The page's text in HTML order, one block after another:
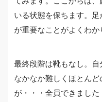
いる状態を保ちます。
が重要なことがよくわか
最終段階は靴もなし。自
なかなか難しくほとん
が・・・全員できまし